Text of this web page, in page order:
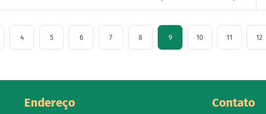
4 5 6 7 8 9 10 11 12
Endereço Contato